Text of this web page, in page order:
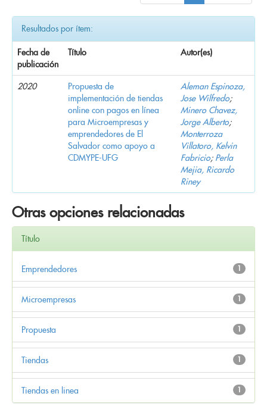
Resultados por ítem:
Fecha de
publicación
Título Autor(es)
2020
Propuesta de
implementación de tiendas
online con pagos en línea
para Microempresas y
emprendedores de El
Salvador como apoyo a
CDMYPE-UFG
Aleman Espinoza,
Jose Wilfredo;
Minero Chavez,
Jorge Alberto;
Monterroza
Villatoro, Kelvin
Fabricio; Perla
Mejia, Ricardo
Riney
Otras opciones relacionadas
Título
1
Emprendedores
1
Microempresas
1
Propuesta
1
Tiendas
1
Tiendas en linea